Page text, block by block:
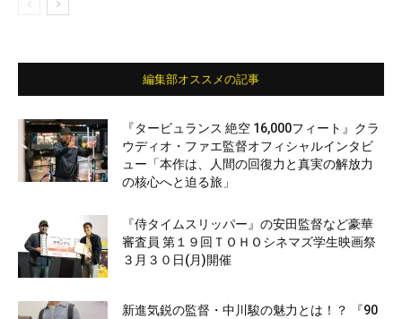
編集部オススメの記事
『タービュランス 絶空 16,000フィート』クラ
ウディオ・ファエ監督オフィシャルインタビ
ュー「本作は、人間の回復力と真実の解放力
の核心へと迫る旅」
『侍タイムスリッパー』の安田監督など豪華
審査員 第１９回ＴＯＨＯシネマズ学生映画祭
３月３０日(月)開催
新進気鋭の監督・中川駿の魅力とは！？ 『90